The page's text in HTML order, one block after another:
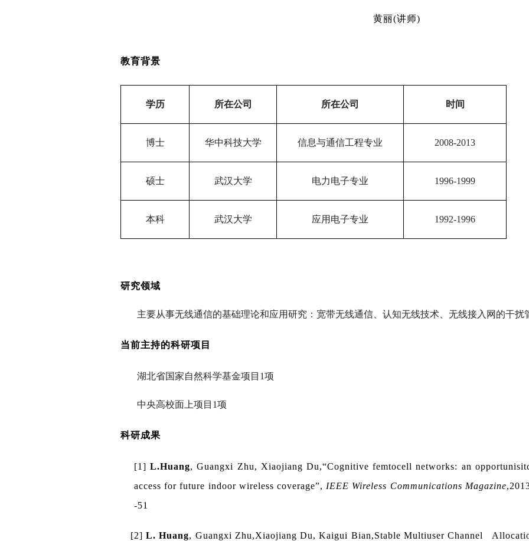
黄丽(讲师)
教育背景
学历 所在公司 所在公司 时间
博士 华中科技大学 信息与通信工程专业 2008-2013
硕士 武汉大学 电力电子专业 1996-1999
本科 武汉大学 应用电子专业 1992-1996
研究领域
主要从事无线通信的基础理论和应用研究：宽带无线通信、认知无线技术、无线接入网的干扰
当前主持的科研项目
湖北省国家自然科学基金项目 1项
中央高校面上项目 1项
科研成果
[1]L.Huang, Guangxi Zhu, Xiaojiang Du,“Cognitive femtocell networks: an
access for future indoor wireless coverage”, IEEE Wireless Communications Magazine
-51
[2]L. Huang, Guangxi Zhu,Xiaojiang Du, Kaigui Bian,Stable Multiuser Channel